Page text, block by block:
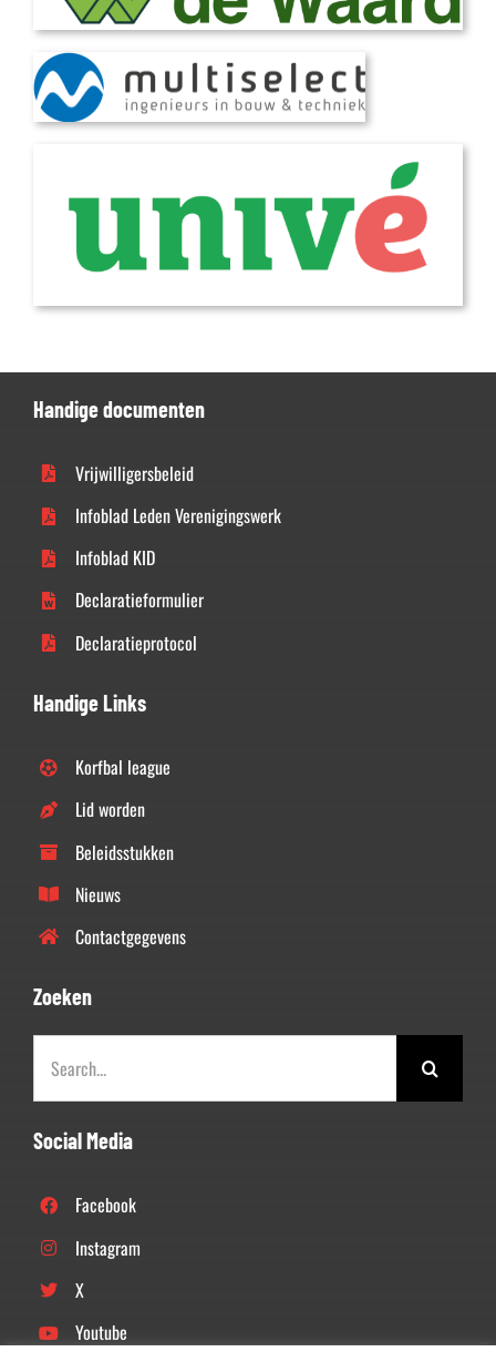
Handige documenten
Vrijwilligersbeleid
Infoblad Leden Verenigingswerk
Infoblad KID
Declaratieformulier
Declaratieprotocol
Handige Links
Korfbal league
Lid worden
Beleidsstukken
Nieuws
Contactgegevens
Zoeken
naar:
Social Media
Facebook
Instagram
X
Youtube